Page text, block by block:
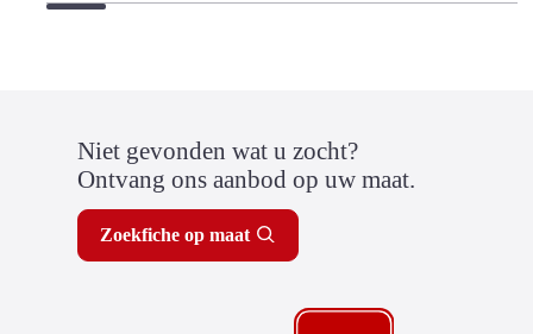
Niet gevonden wat u zocht?
Ontvang ons aanbod op uw maat.
Zoekfiche op maat